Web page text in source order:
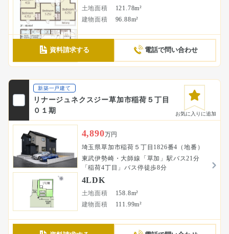
土地面積
121.78m²
建物面積
96.88m²
資料請求する 電話で問い合わせ
新築一戸建て
リナージュネクスジー草加市稲荷５丁目
０１期
お気に入りに追加
4,890万円
埼玉県草加市稲荷５丁目1826番4（地番）
東武伊勢崎・大師線「草加」駅バス21分
「稲荷4丁目」バス停徒歩8分
4LDK
土地面積
158.8m²
建物面積
111.99m²